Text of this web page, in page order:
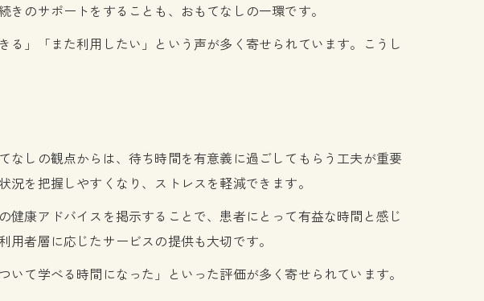
のサポートをすることも、おもてなしの一環です。
」「また利用したい」という声が多く寄せられています。こうし
しの観点からは、待ち時間を有意義に過ごしてもらう工夫が重要
を把握しやすくなり、ストレスを軽減できます。
康アドバイスを掲示することで、患者にとって有益な時間と感じ
者層に応じたサービスの提供も大切です。
て学べる時間になった」といった評価が多く寄せられています。